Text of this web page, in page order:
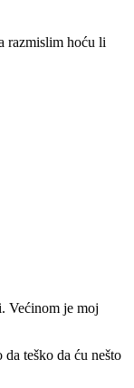
razmislim hoću li
Većinom je moj
teško da ću nešto